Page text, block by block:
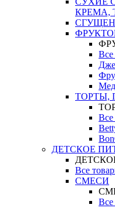
КРЕМА,
Все
Мед
ТОРТЫ,
Все
ДЕТСКОЕ
Все
СМЕСИ
Все